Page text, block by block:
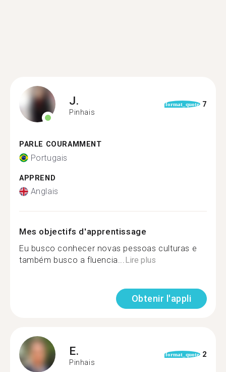
J.
Pinhais
format_quote 7
PARLE COURAMMENT
Portugais
APPREND
Anglais
Mes objectifs d'apprentissage
Eu busco conhecer novas pessoas culturas e
também busco a fluencia...Lire plus
Obtenir l'appli
E.
Pinhais
format_quote 2